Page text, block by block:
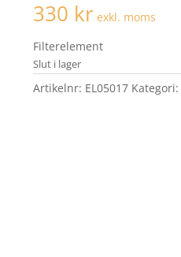
330 kr exkl. moms
Filterelement
Slut i lager
Artikelnr: EL05017 Kategori: